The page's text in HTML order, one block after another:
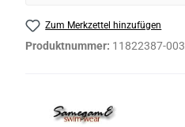
Zum Merkzettel hinzufügen
Produktnummer: 11822387-003